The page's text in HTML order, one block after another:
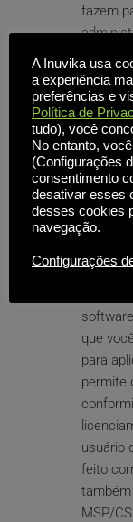
fazem
A
versão.
menus
globais
páginas
Foram
que
para
permite
usuário
feito
MSP/
A Inuvika usa
a experiência
preferências e
Política de
tudo), você
No entanto,
(Configurações
consentimento
desativar esses
desses cookies
navegação.
Configurações